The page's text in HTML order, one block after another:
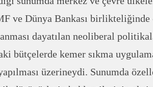
ve Dünya Bankası
dayatılan neoliberal
bütçelerde kemer sıkma
üzerineydi. Sunumda